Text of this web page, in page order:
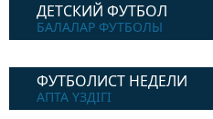
ДЕТСКИЙ ФУТБОЛ
БАЛАЛАР ФУТБОЛЫ
ФУТБОЛИСТ НЕДЕЛИ
АПТА ҮЗДІГІ